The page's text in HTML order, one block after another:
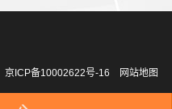
京ICP备10002622号-16 网站地图